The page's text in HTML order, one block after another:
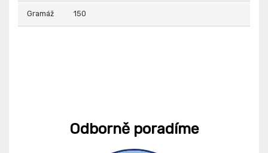
Gramáž 150
Odborně poradíme